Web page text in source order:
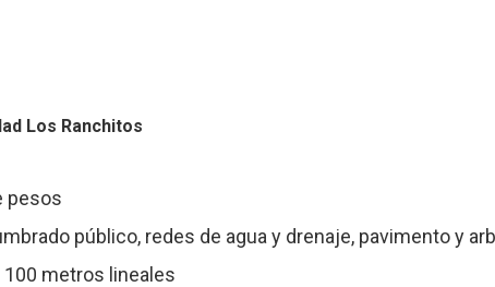
Los Ranchitos
pesos
público, redes de agua y drenaje, pavimento y
metros lineales